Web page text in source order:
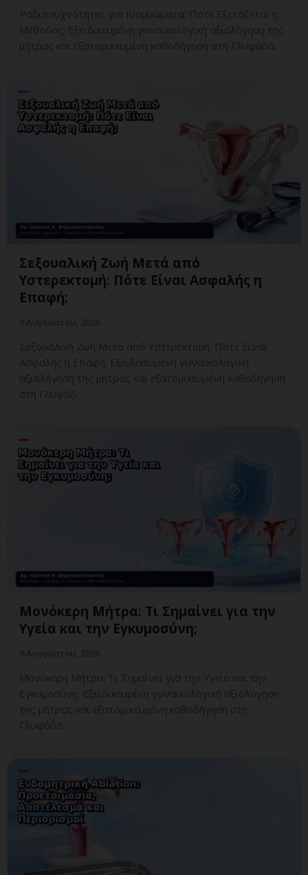
Ραδιοσυχνότητες για Ινομυώματα: Πότε Εξετάζεται η
Μέθοδος; Εξειδικευμένη γυναικολογική αξιολόγηση της
μήτρας και εξατομικευμένη καθοδήγηση στη Γλυφάδα.
Σεξουαλική Ζωή Μετά από
Υστερεκτομή: Πότε Είναι Ασφαλής η
Επαφή;
Σεξουαλική Ζωή Μετά από Υστερεκτομή: Πότε Είναι
Ασφαλής η Επαφή; Εξειδικευμένη γυναικολογική
αξιολόγηση της μήτρας και εξατομικευμένη καθοδήγηση
στη Γλυφάδ
Μονόκερη Μήτρα: Τι Σημαίνει για την
Υγεία και την Εγκυμοσύνη;
Μονόκερη Μήτρα: Τι Σημαίνει για την Υγεία και την
Εγκυμοσύνη; Εξειδικευμένη γυναικολογική αξιολόγηση
της μήτρας και εξατομικευμένη καθοδήγηση στη
Γλυφάδα.